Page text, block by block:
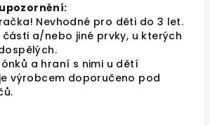
Nevhodné pro děti do 3 let.
a/nebo jiné prvky, u kterých
a hraní s nimi u dětí
výrobcem doporučeno pod